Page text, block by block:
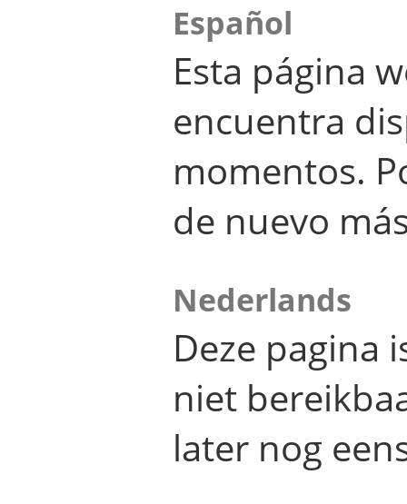
Español
Esta página
encuentra
momentos.
de nuevo
Nederlands
Deze pagina
niet
later nog